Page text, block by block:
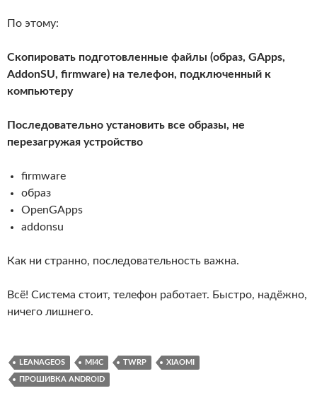
По этому:
Скопировать подготовленные файлы (образ, GApps,
AddonSU, firmware) на телефон, подключенный к
компьютеру
Последовательно установить все образы, не
перезагружая устройство
firmware
образ
OpenGApps
addonsu
Как ни странно, последовательность важна.
Всё! Система стоит, телефон работает. Быстро, надёжно,
ничего лишнего.
LEANAGEOS MI4C TWRP XIAOMI
ПРОШИВКА ANDROID